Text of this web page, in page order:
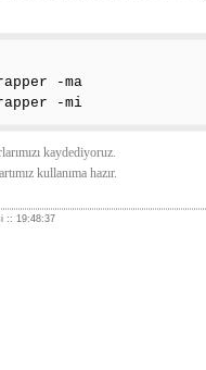
-ma
-mi
kaydediyoruz.
kullanıma hazır.
:: 19:48:37